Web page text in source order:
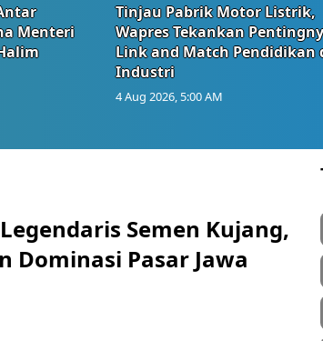
Menteri
Tinjau Pabrik Motor Listrik,
Wapres Tekankan
Link and Match Pendidikan
Industri
4 Aug 2026, 5:00 AM
Semen Kujang,
Dominasi Pasar Jawa